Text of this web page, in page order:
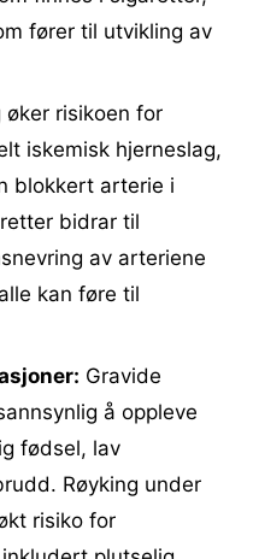
fører til utvikling av
øker risikoen for
iskemisk hjerneslag,
blokkert arterie i
bidrar til
av arteriene
kan føre til
Gravide
å oppleve
fødsel, lav
Røyking under
risiko for